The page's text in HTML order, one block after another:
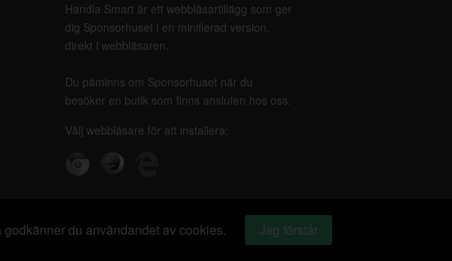
Handla Smart är ett webbläsartillägg som ger
dig Sponsorhuset i en minifierad version,
direkt i webbläsaren.
Du påminns om Sponsorhuset när du
besöker en butik som finns ansluten hos oss.
Välj webbläsare för att installera:
du användandet av cookies. Jag förstår